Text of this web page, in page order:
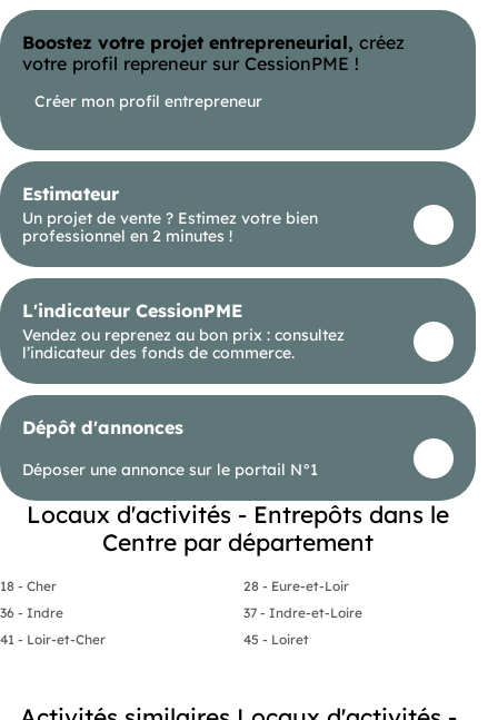
Boostez votre projet entrepreneurial, créez
votre profil repreneur sur CessionPME !
Créer mon profil entrepreneur
Estimateur
Un projet de vente ? Estimez votre bien
professionnel en 2 minutes !
L'indicateur CessionPME
Vendez ou reprenez au bon prix : consultez
l’indicateur des fonds de commerce.
Dépôt d'annonces
Déposer une annonce sur le portail N°1
Locaux d'activités - Entrepôts dans le
Centre par département
18 - Cher
28 - Eure-et-Loir
36 - Indre
37 - Indre-et-Loire
41 - Loir-et-Cher
45 - Loiret